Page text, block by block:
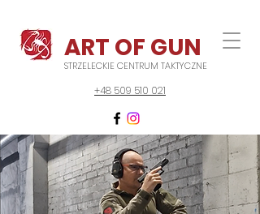
STRZELECKIE CENTRUM TAKTYCZNE
+48 509 510 021
ART OF GUN